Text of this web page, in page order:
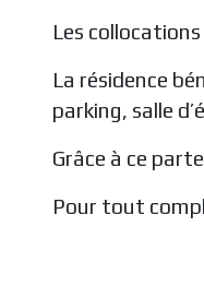
Les
La résidence
parking, salle
Grâce à ce
Pour tout